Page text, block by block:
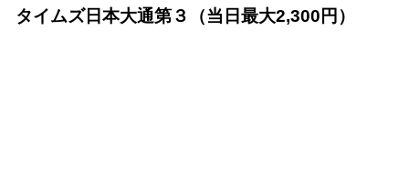
タイムズ日本大通第３（当日最大2,300円）